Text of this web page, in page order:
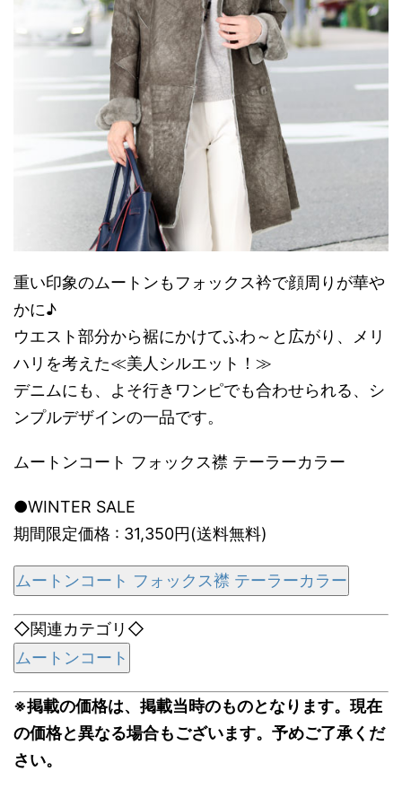
重い印象のムートンもフォックス衿で顔周りが華や
かに♪
ウエスト部分から裾にかけてふわ～と広がり、メリ
ハリを考えた≪美人シルエット！≫
デニムにも、よそ行きワンピでも合わせられる、シ
ンプルデザインの一品です。
ムートンコート フォックス襟 テーラーカラー
●WINTER SALE
期間限定価格 : 31,350円(送料無料)
ムートンコート フォックス襟 テーラーカラー
◇関連カテゴリ◇
ムートンコート
※掲載の価格は、掲載当時のものとなります。現在
の価格と異なる場合もございます。予めご了承くだ
さい。